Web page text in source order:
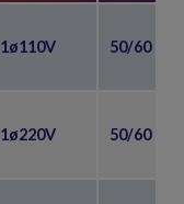
1ø110V 50/60
1ø220V 50/60